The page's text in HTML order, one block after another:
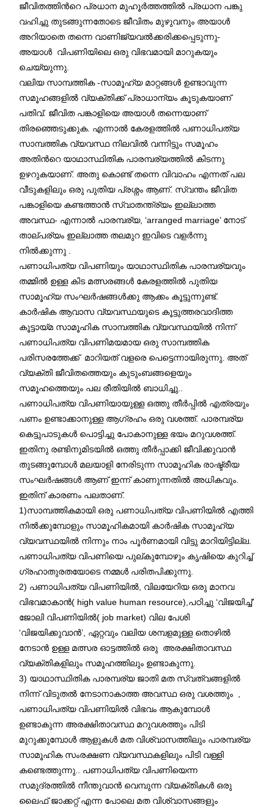
ജീവിതത്തിന്‍റെ പ്രധാന മുഹൂർത്തത്തിൽ പ്രധാന പങ്കു
വഹിച്ചു തുടങ്ങുന്നതോടെ ജീവിതം മുഴുവനും അയാൾ
അറിയാതെ തന്നെ വാണിജ്യവൽക്കരിക്കപ്പെടുന്നു-
അയാള്‍ വിപണിയിലെ ഒരു വിഭവമായി മാറുകയും
ചെയ്യുന്നു.
വലിയ സാമ്പത്തിക -സാമൂഹ്യ മാറ്റങ്ങൾ ഉണ്ടാവുന്ന
സമൂഹങ്ങളിൽ വ്യക്തിക്ക് പ്രാധാന്യം കൂടുകയാണ്
പതിവ്. ജീവിത പങ്കാളിയെ അയാള്‍ തന്നെയാണ്
തിരഞ്ഞെടുക്കുക. എന്നാൽ കേരളത്തിൽ പണാധിപത്യ
സാമ്പത്തിക വ്യവസ്ഥ നിലവില്‍ വന്നിട്ടും സമൂഹം
അതിന്‍റെ യാഥാസ്ഥിതിക പാരമ്പര്യത്തിൽ കിടന്നു
ഉഴറുകയാണ്. അതു കൊണ്ട് തന്നെ വിവാഹം എന്നത് പല
വീടുകളിലും ഒരു പുതിയ പ്രശ്നം ആണ്. സ്വന്തം ജീവിത
പങ്കാളിയെ കണ്ടത്താൻ സ്വാതന്ത്ര്യം ഇല്ലാത്ത
അവസ്ഥ- എന്നാൽ പാരമ്പര്യ, ‘arranged marriage’ നോട്
താല്പര്യം ഇല്ലാത്ത തലമുറ ഇവിടെ വളർന്നു
നിൽക്കുന്നു .
പണാധിപത്യ വിപണിയും യാഥാസ്ഥിതിക പാരമ്പര്യവും
തമ്മിൽ ഉള്ള കിട മത്സരങ്ങൾ കേരളത്തിൽ പുതിയ
സാമൂഹ്യ സംഘര്‍ഷങ്ങൾക്കു ആക്കം കൂട്ടുന്നുണ്ട്.
കാർഷിക ആവാസ വ്യവസ്ഥയുടെ കൂട്ടുത്തരവാദിത്ത
കൂട്ടായ്മ സാമൂഹിക സാമ്പത്തിക വ്യവസ്ഥയിൽ നിന്ന്
പണാധിപത്യ വിപണിമയമായ ഒരു സാമ്പത്തിക
പരിസരത്തേക്ക് മാറിയത് വളരെ പെട്ടെന്നായിരുന്നു. അത്
വ്യക്തി ജീവിതത്തെയും കുടുംബങ്ങളെയും
സമൂഹത്തെയും പല രീതിയിൽ ബാധിച്ചു..
പണാധിപത്യ വിപണിയായുള്ള ഒത്തു തീർപ്പിൽ എത്രയും
പണം ഉണ്ടാക്കാനുള്ള ആഗ്രഹം ഒരു വശത്ത്. പാരമ്പര്യ
കെട്ടുപാടുകൾ പൊട്ടിച്ചു പോകാനുള്ള ഭയം മറുവശത്ത്.
ഇതിനു രണ്ടിനുമിടയിൽ ഒത്തു തീർപ്പാക്കി ജീവിക്കുവാൻ
തുടങ്ങുമ്പോൾ മലയാളി നേരിടുന്ന സാമൂഹിക രാഷ്ട്രീയ
സംഘർഷങ്ങൾ ആണ് ഇന്ന് കാണുന്നതിൽ അധികവും.
ഇതിന് കാരണം പലതാണ്.
1)സാമ്പത്തികമായി ഒരു പണാധിപത്യ വിപണിയിൽ എത്തി
നിൽക്കുമ്പോളും സാമൂഹികമായി കാർഷിക സാമൂഹ്യ
വ്യവസ്ഥയിൽ നിന്നും നാം പൂർണമായി വിട്ടു മാറിയിട്ടില്ല.
പണാധിപത്യ വിപണിയെ പുല്കുമ്പോഴും കൃഷിയെ കുറിച്ച്
ഗ്രഹാതുരതയോടെ നമ്മള്‍ പരിതപിക്കുന്നു.
2) പണാധിപത്യ വിപണിയിൽ, വിലയേറിയ ഒരു മാനവ
വിഭവമാകാൻ( high value human resource),പഠിച്ചു ‘വിജയിച്ച്’
ജോലി വിപണിയിൽ( job market) വില പേശി
‘വിജയിക്കുവാൻ’, ഏറ്റവും വലിയ ശമ്പളമുള്ള തൊഴില്‍
നേടാന്‍ ഉള്ള മത്സര ഓട്ടത്തിൽ ഒരു അരക്ഷിതാവസ്ഥ
വ്യക്തികളിലും സമൂഹത്തിലും ഉണ്ടാകുന്നു.
3) യാഥാസ്ഥിതിക പാരമ്പര്യ ജാതി മത സ്വത്വങ്ങളിൽ
നിന്ന് വിടുതൽ നേടാനാകാത്ത അവസ്ഥ ഒരു വശത്തും ,
പണാധിപത്യ വിപണിയിൽ വിഭവം ആകുമ്പോൾ
ഉണ്ടാകുന്ന അരക്ഷിതാവസ്ഥ മറുവശത്തും പിടി
മുറുക്കുമ്പോള്‍ ആളുകൾ മത വിശ്വാസത്തിലും പാരമ്പര്യ
സാമൂഹിക സംരക്ഷണ വ്യവസ്ഥകളിലും പിടി വള്ളി
കണ്ടെത്തുന്നു.. പണാധിപത്യ വിപണിയെന്ന
സമുദ്രത്തിൽ നീന്തുവാൻ വെമ്പുന്ന വ്യക്തികൾ ഒരു
ലൈഫ് ജാക്കറ്റ് എന്ന പോലെ മത വിശ്വാസങ്ങളും